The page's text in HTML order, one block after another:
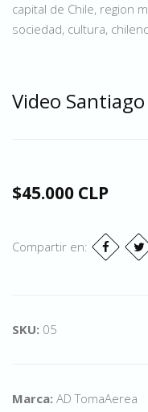
capital de Chile, region
sociedad, cultura,
Video
$45.000 CLP
Compartir en:
SKU: 05
Marca: AD TomaAerea